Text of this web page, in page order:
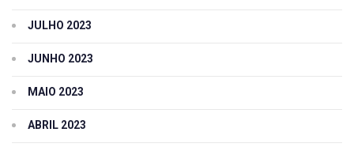
JULHO 2023
JUNHO 2023
MAIO 2023
ABRIL 2023